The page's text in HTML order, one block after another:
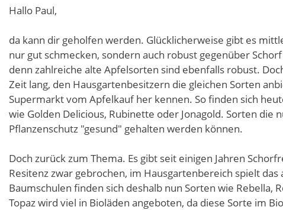
Hallo Paul,
da kann dir geholfen werden. Glücklicherweise gibt es
nur gut schmecken, sondern auch robust gegenüber
denn zahlreiche alte Apfelsorten sind ebenfalls robust.
Zeit lang, den Hausgartenbesitzern die gleichen Sorten
Supermarkt vom Apfelkauf her kennen. So finden sich
wie Golden Delicious, Rubinette oder Jonagold. Sorten die
Pflanzenschutz "gesund" gehalten werden können.
Doch zurück zum Thema. Es gibt seit einigen Jahren
Resitenz zwar gebrochen, im Hausgartenbereich spielt
Baumschulen finden sich deshalb nun Sorten wie Rebella,
Topaz wird viel in Bioläden angeboten, da diese Sorte im